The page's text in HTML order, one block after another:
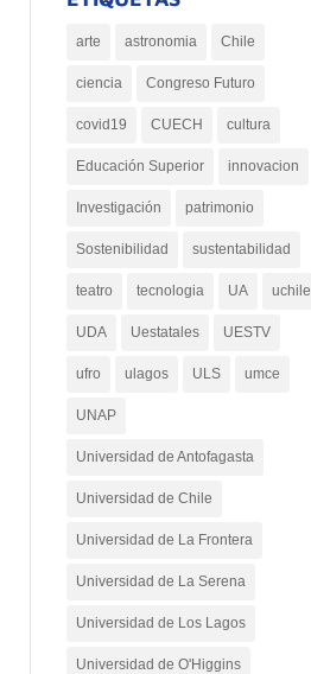
arte astronomia Chile
ciencia Congreso Futuro
covid19 CUECH cultura
Educación Superior innovacion
Investigación patrimonio
Sostenibilidad sustentabilidad
teatro tecnologia UA uchile
UDA Uestatales UESTV
ufro ulagos ULS umce
UNAP
Universidad de Antofagasta
Universidad de Chile
Universidad de La Frontera
Universidad de La Serena
Universidad de Los Lagos
Universidad de O'Higgins